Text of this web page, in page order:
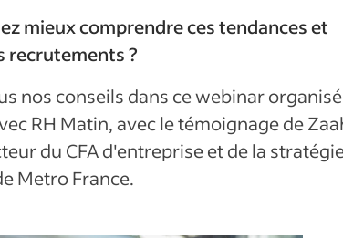
mieux comprendre ces tendances et
recrutements ?
nos conseils dans ce webinar
RH Matin, avec le témoignage de
du CFA d'entreprise et de la
Metro France.